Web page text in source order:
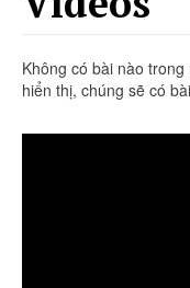
Không có bài nào
hiển thị, chúng sẽ có